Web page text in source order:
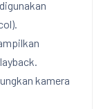
kamera